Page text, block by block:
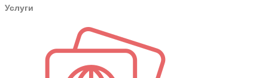
Услуги